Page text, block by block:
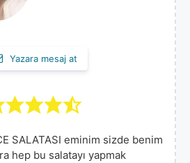
Yazara mesaj at
SALATASI eminim sizde benim
hep bu salatayı yapmak